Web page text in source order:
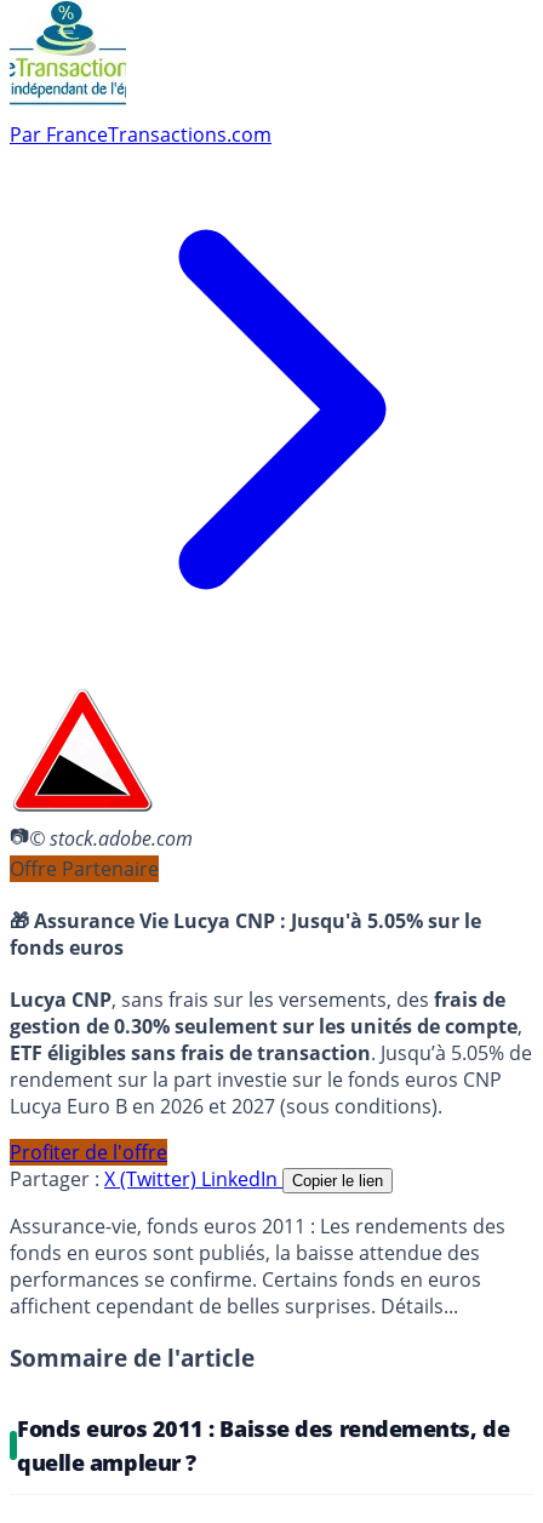
Par FranceTransactions.com
© stock.adobe.com
Offre Partenaire
🎁 Assurance Vie Lucya CNP : Jusqu'à 5.05% sur le
fonds euros
Lucya CNP, sans frais sur les versements, des frais de
gestion de 0.30% seulement sur les unités de compte,
ETF éligibles sans frais de transaction. Jusqu’à 5.05% de
rendement sur la part investie sur le fonds euros CNP
Lucya Euro B en 2026 et 2027 (sous conditions).
Profiter de l'offre
Partager : X (Twitter) LinkedIn Copier le lien
Assurance-vie, fonds euros 2011 : Les rendements des
fonds en euros sont publiés, la baisse attendue des
performances se confirme. Certains fonds en euros
affichent cependant de belles surprises. Détails...
Sommaire de l'article
Fonds euros 2011 : Baisse des rendements, de
quelle ampleur ?